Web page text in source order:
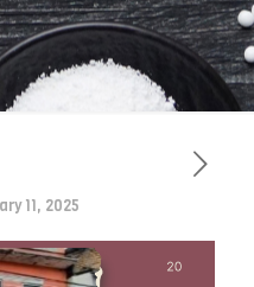
11, 2025